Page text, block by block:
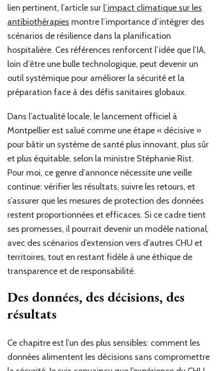
lien pertinent, l’article sur l’impact climatique sur les
antibiothérapies montre l’importance d’intégrer des
scénarios de résilience dans la planification
hospitalière. Ces références renforcent l’idée que l’IA,
loin d’être une bulle technologique, peut devenir un
outil systémique pour améliorer la sécurité et la
préparation face à des défis sanitaires globaux.
Dans l’actualité locale, le lancement officiel à
Montpellier est salué comme une étape « décisive »
pour bâtir un système de santé plus innovant, plus sûr
et plus équitable, selon la ministre Stéphanie Rist.
Pour moi, ce genre d’annonce nécessite une veille
continue: vérifier les résultats, suivre les retours, et
s’assurer que les mesures de protection des données
restent proportionnées et efficaces. Si ce cadre tient
ses promesses, il pourrait devenir un modèle national,
avec des scénarios d’extension vers d’autres CHU et
territoires, tout en restant fidèle à une éthique de
transparence et de responsabilité.
Des données, des décisions, des
résultats
Ce chapitre est l’un des plus sensibles: comment les
données alimentent les décisions sans compromettre